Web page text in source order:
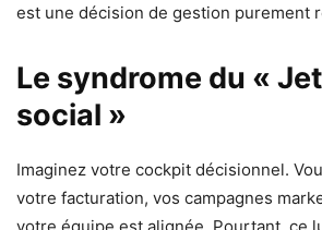
est une décision de gestion purement
Le syndrome du «
social »
Imaginez votre cockpit décisionnel.
votre facturation, vos campagnes